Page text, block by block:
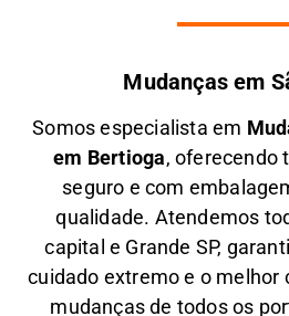
Mudanças em
Somos especialista em M
em Bertioga, oferecendo
seguro e com
qualidade. Atendemos
capital e Grande SP,
cuidado extremo e o melhor
mudanças de todos os